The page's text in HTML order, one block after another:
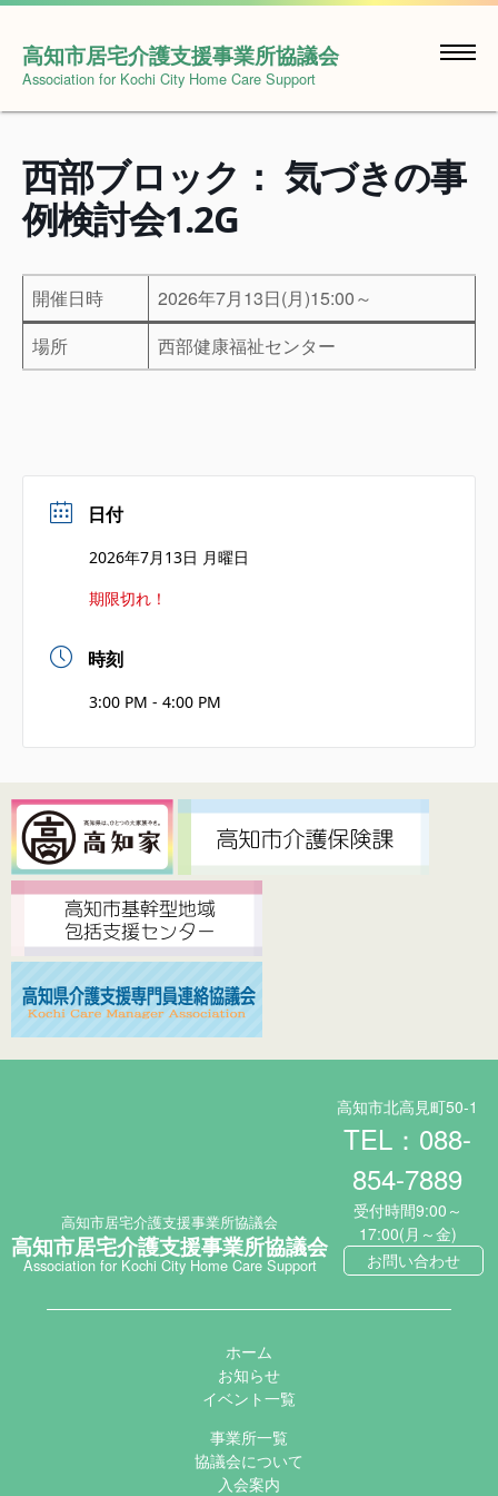
Skip
content
高知市居宅介護支援事業所協議会
Association for Kochi City Home Care Support
西部ブロック： 気づきの事
例検討会1.2G
開催日時
2026年7月13日(月)15:00～
場所
西部健康福祉センター
日付
2026年7月13日 月曜日
期限切れ！
時刻
3:00 PM - 4:00 PM
高知市居宅介護支援事業所協議会
高知市居宅介護支援事業所協議会
Association for Kochi City Home Care Support
高知市北高見町50-1
TEL：088-
854-7889
受付時間9:00～
17:00(月～金)
お問い合わせ
ホーム
お知らせ
イベント一覧
事業所一覧
協議会について
入会案内